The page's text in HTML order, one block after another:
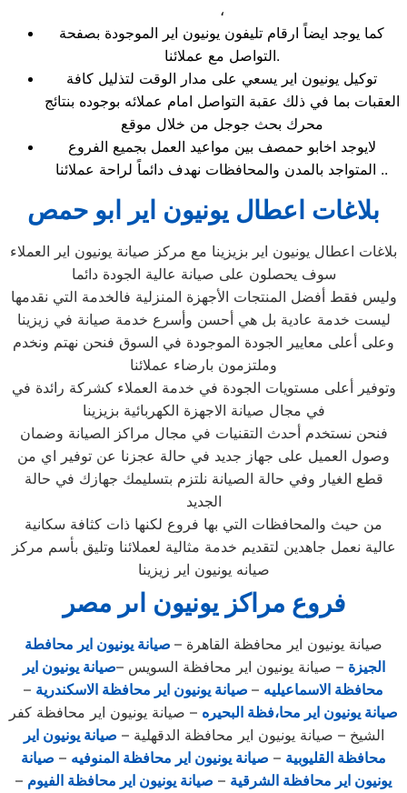
،
كما يوجد ايضاً ارقام تليفون يونيون اير الموجودة بصفحة
التواصل مع عملائنا.
توكيل يونيون اير يسعي على مدار الوقت لتذليل كافة
العقبات بما في ذلك عقبة التواصل امام عملائه بوجوده بنتائج
محرك بحث جوجل من خلال موقع
لايوجد اخابو حمصف بين مواعيد العمل بجميع الفروع
المتواجد بالمدن والمحافظات نهدف دائماً لراحة عملائنا ..
بلاغات اعطال يونيون اير ابو حمص
بلاغات اعطال يونيون اير بزيزينا مع مركز صيانة يونيون اير العملاء
سوف يحصلون على صيانة عالية الجودة دائما
وليس فقط أفضل المنتجات الأجهزة المنزلية فالخدمة التي نقدمها
ليست خدمة عادية بل هي أحسن وأسرع خدمة صيانة في زيزينا
وعلى أعلى معايير الجودة الموجودة في السوق فنحن نهتم ونخدم
وملتزمون بارضاء عملائنا
وتوفير أعلى مستويات الجودة في خدمة العملاء كشركة رائدة في
في مجال صيانة الاجهزة الكهربائية بزيزينا
فنحن نستخدم أحدث التقنيات في مجال مراكز الصيانة وضمان
وصول العميل على جهاز جديد في حالة عجزنا عن توفير اي من
قطع الغيار وفي حالة الصيانة نلتزم بتسليمك جهازك في حالة
الجديد
من حيث والمحافظات التي بها فروع لكنها ذات كثافة سكانية
عالية نعمل جاهدين لتقديم خدمة مثالية لعملائنا وتليق بأسم مركز
صيانه يونيون اير زيزينا
فروع مراكز يونيون اىر مصر
صيانة يونيون اير محافظة القاهرة – صيانة يونيون اير محافطة
الجيزة – صيانة يونيون اير محافظة السويس –صيانة يونيون اير
محافظة الاسماعيليه – صيانة يونيون اير محافظة الاسكندرية –
صيانة يونيون اير محا،فظة البحيره – صيانة يونيون اير محافظة كفر
الشيخ – صيانة يونيون اير محافظة الدقهلية – صيانة يونيون اير
محافظة القليوبية – صيانة يونيون اير محافظة المنوفيه – صيانة
يونيون اير محافظة الشرقية – صيانة يونيون اير محافظة الفيوم –